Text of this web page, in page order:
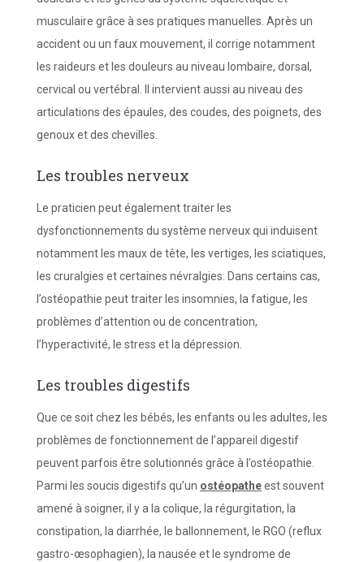
musculaire grâce à ses pratiques manuelles. Après un
accident ou un faux mouvement, il corrige notamment
les raideurs et les douleurs au niveau lombaire, dorsal,
cervical ou vertébral. Il intervient aussi au niveau des
articulations des épaules, des coudes, des poignets, des
genoux et des chevilles.
Les troubles nerveux
Le praticien peut également traiter les
dysfonctionnements du système nerveux qui induisent
notamment les maux de tête, les vertiges, les sciatiques,
les cruralgies et certaines névralgies. Dans certains cas,
l’ostéopathie peut traiter les insomnies, la fatigue, les
problèmes d’attention ou de concentration,
l’hyperactivité, le stress et la dépression.
Les troubles digestifs
Que ce soit chez les bébés, les enfants ou les adultes, les
problèmes de fonctionnement de l’appareil digestif
peuvent parfois être solutionnés grâce à l’ostéopathie.
Parmi les soucis digestifs qu’un ostéopatheest souvent
amené à soigner, il y a la colique, la régurgitation, la
constipation, la diarrhée, le ballonnement, le RGO (reflux
gastro-œsophagien), la nausée et le syndrome de